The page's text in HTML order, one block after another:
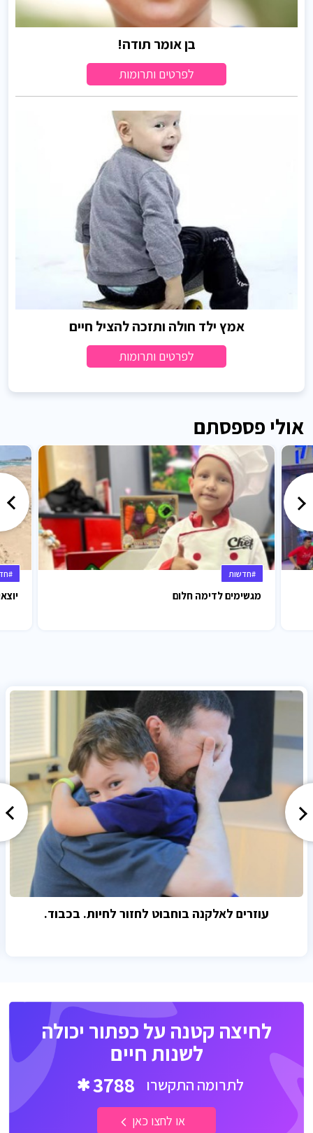
בן אומר תודה!
לפרטים ותרומות
אמץ ילד חולה ותזכה להציל חיים
לפרטים ותרומות
אולי פספסתם
#חדשות
מגשימים לדימה חלום
עוזרים לאלקנה בוחבוט לחזור לחיות. בכבוד.
לחיצה קטנה על כפתור יכולה
לשנות חיים
לתרומה התקשרו 3788
או לחצו כאן